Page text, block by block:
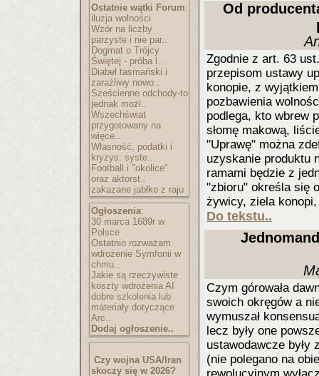
Ostatnie wątki Forum:
iluzja wolności
Wzór na liczby
parzyste i nie par..
Dogmat o Trójcy
Świętej - próba l..
Diabeł tasmański i
zaraźliwy nowo..
Sześcienne odchody-to
jednak możl..
Wszechświat
przygotowany na
więce..
Własność, podatki i
kryzys: syste..
Football i "okolice"
oraz aktorst..
zakazane jabłko z raju
Ogłoszenia:
30 marca 1689r w
Polsce
Ostatnio rozważam
wdrożenie Symfonii w
chmu..
Jakie są rzeczywiste
koszty wdrożenia AI
dobre szkolenia lub
materiały dotyczące
Arc..
Dodaj ogłoszenie..
Czy wojna USA/Iran
skoczy się w 2026?
Od
Zgodnie z art. 63
przepisom ustawy
konopie, z
pozbawienia
podlega, kto wbrew
słomę makową,
"Uprawę" można
uzyskanie produktu
ramami będzie z
"zbioru" określa się
żywicy, ziela
Do tekstu..
Czym górowała
swoich okręgów a
wymuszał
lecz były one
ustawodawcze były
(nie polegano na